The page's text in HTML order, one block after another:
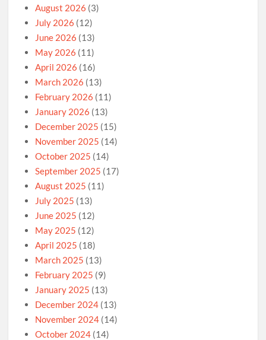
August 2026 (3)
July 2026 (12)
June 2026 (13)
May 2026 (11)
April 2026 (16)
March 2026 (13)
February 2026 (11)
January 2026 (13)
December 2025 (15)
November 2025 (14)
October 2025 (14)
September 2025 (17)
August 2025 (11)
July 2025 (13)
June 2025 (12)
May 2025 (12)
April 2025 (18)
March 2025 (13)
February 2025 (9)
January 2025 (13)
December 2024 (13)
November 2024 (14)
October 2024 (14)